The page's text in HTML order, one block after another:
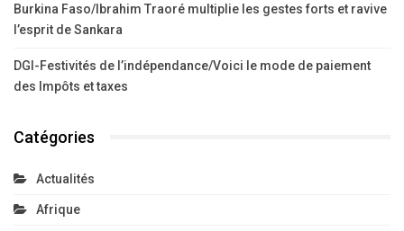
Burkina Faso/Ibrahim Traoré multiplie les gestes forts et ravive
l’esprit de Sankara
DGI-Festivités de l’indépendance/Voici le mode de paiement
des Impôts et taxes
Catégories
Actualités
Afrique